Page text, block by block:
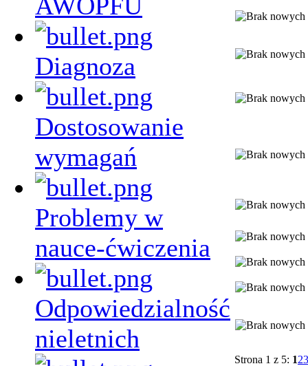
Diagnoza
Dostosowanie
wymagań
Problemy w
nauce-ćwiczenia
Odpowiedzialność
nieletnich
Strona 1 z 5: 123